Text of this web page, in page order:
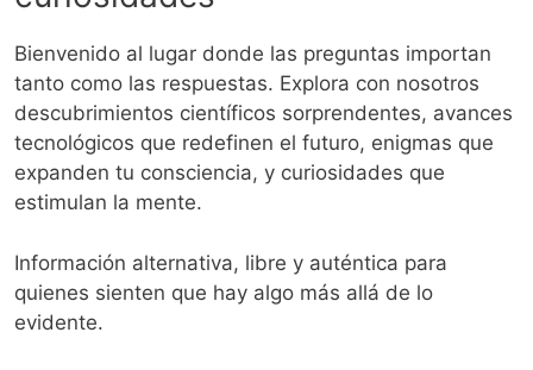
Bienvenido al lugar donde las preguntas importan
tanto como las respuestas. Explora con nosotros
descubrimientos científicos sorprendentes, avances
tecnológicos que redefinen el futuro, enigmas que
expanden tu consciencia, y curiosidades que
estimulan la mente.
Información alternativa, libre y auténtica para
quienes sienten que hay algo más allá de lo
evidente.